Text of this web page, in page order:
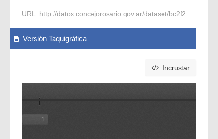
URL: http://datos.concejorosario.gov.ar/dataset/bc2f230e-b6e5-4e43-bb78-43f3fa47f805/resource/7165938e-8d0b-44b9-9823-9dffa3edebf7/download/2022-08-11-s-ordinaria-2-periodo-2-vt.pdf
Versión Taquigráfica
Incrustar